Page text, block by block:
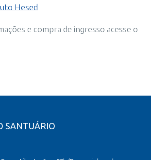
Hesed
e compra de ingresso acesse o
SANTUÁRIO